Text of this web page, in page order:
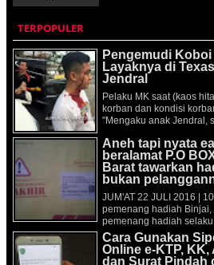
TERPOPULER
Pengemudi
Layaknya di
Jendral
Pelaku MK saat (kaos
korban dan kondisi
"Mengaku anak Jendral,
Aneh tapi nyata
beralamat P.O
Barat tawarkan
bukan
JUM'AT 22 JULI 2016 |
pemenang hadiah Binjai,
pemenang hadiah selaku
Cara Gunakan
Online e-KTP,
dan Surat Pindah